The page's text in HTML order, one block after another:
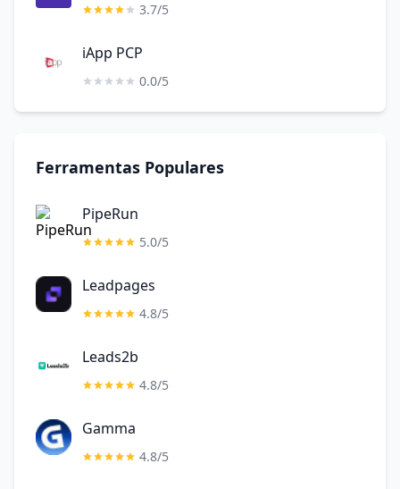
3.7/5
iApp PCP
0.0/5
Ferramentas Populares
PipeRun
5.0/5
Leadpages
4.8/5
Leads2b
4.8/5
Gamma
4.8/5